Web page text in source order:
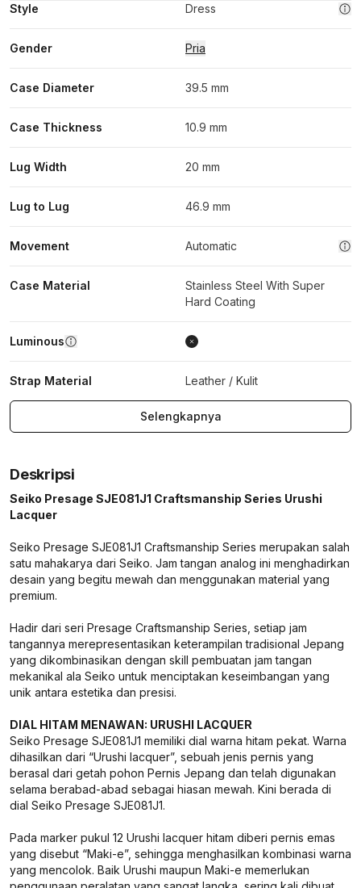
Style Dress
Gender Pria
Case Diameter 39.5 mm
Case Thickness 10.9 mm
Lug Width 20 mm
Lug to Lug 46.9 mm
Movement Automatic
Case Material
Stainless Steel With Super
Hard Coating
Luminous
Strap Material Leather / Kulit
Selengkapnya
Deskripsi
Seiko Presage SJE081J1 Craftsmanship Series Urushi
Lacquer
Seiko Presage SJE081J1 Craftsmanship Series merupakan salah
satu mahakarya dari Seiko. Jam tangan analog ini menghadirkan
desain yang begitu mewah dan menggunakan material yang
premium.
Hadir dari seri Presage Craftsmanship Series, setiap jam
tangannya merepresentasikan keterampilan tradisional Jepang
yang dikombinasikan dengan skill pembuatan jam tangan
mekanikal ala Seiko untuk menciptakan keseimbangan yang
unik antara estetika dan presisi.
DIAL HITAM MENAWAN: URUSHI LACQUER
Seiko Presage SJE081J1 memiliki dial warna hitam pekat. Warna
dihasilkan dari “Urushi lacquer”, sebuah jenis pernis yang
berasal dari getah pohon Pernis Jepang dan telah digunakan
selama berabad-abad sebagai hiasan mewah. Kini berada di
dial Seiko Presage SJE081J1.
Pada marker pukul 12 Urushi lacquer hitam diberi pernis emas
yang disebut “Maki-e”, sehingga menghasilkan kombinasi warna
yang mencolok. Baik Urushi maupun Maki-e memerlukan